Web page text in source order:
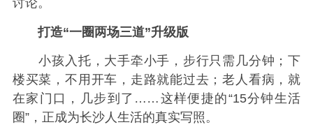
讨论。
打造“一圈两场三道”升级版
小孩入托，大手牵小手，步行只需几分钟；下
楼买菜，不用开车，走路就能过去；老人看病，就
在家门口，几步到了……这样便捷的“15分钟生活
圈”，正成为长沙人生活的真实写照。